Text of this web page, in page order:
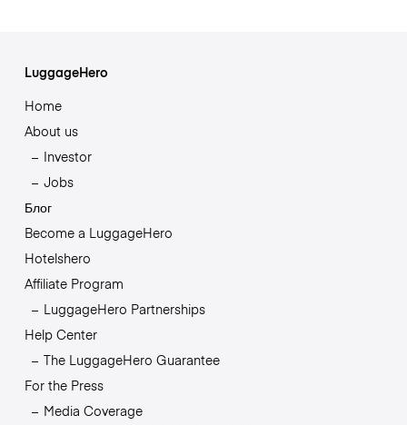
LuggageHero
Home
About us
Investor
Jobs
Блог
Become a LuggageHero
Hotelshero
Affiliate Program
LuggageHero Partnerships
Help Center
The LuggageHero Guarantee
For the Press
Media Coverage